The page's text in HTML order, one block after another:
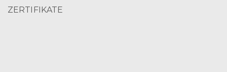
ZERTIFIKATE